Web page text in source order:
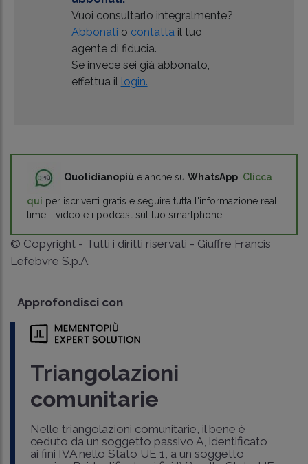
Vuoi consultarlo integralmente?
Abbonati o contattail tuo
agente di fiducia.
Se invece sei già abbonato,
effettua il login.
Quotidianopiù è anche su WhatsApp! Clicca
qui per iscriverti gratis e seguire tutta l'informazione real
time, i video e i podcast sul tuo smartphone.
© Copyright - Tutti i diritti riservati - Giuffrè Francis
Lefebvre S.p.A.
Approfondisci con
Triangolazioni
comunitarie
Nelle triangolazioni comunitarie, il bene è
ceduto da un soggetto passivo A, identificato
ai fini IVA nello Stato UE 1, a un soggetto